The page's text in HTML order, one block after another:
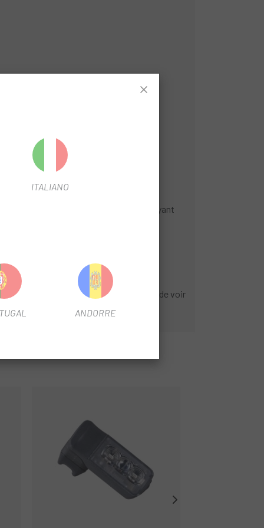
au trafic traversant. ·Un petit voyant
bords froids qui permettent au cycliste de voir
ITALIANO
ANDORRE